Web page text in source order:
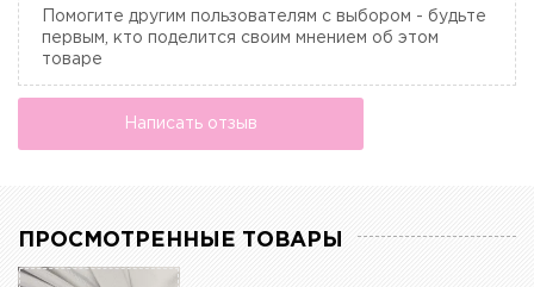
Помогите другим пользователям с выбором - будьте
первым, кто поделится своим мнением об этом
товаре
Написать отзыв
ПРОСМОТРЕННЫЕ ТОВАРЫ